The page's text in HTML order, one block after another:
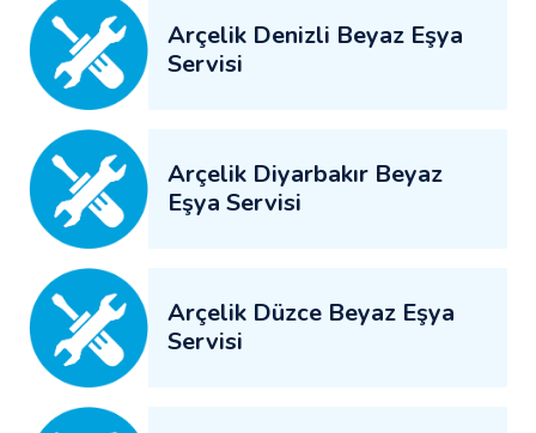
Arçelik Denizli Beyaz Eşya
Servisi
Arçelik Diyarbakır Beyaz
Eşya Servisi
Arçelik Düzce Beyaz Eşya
Servisi